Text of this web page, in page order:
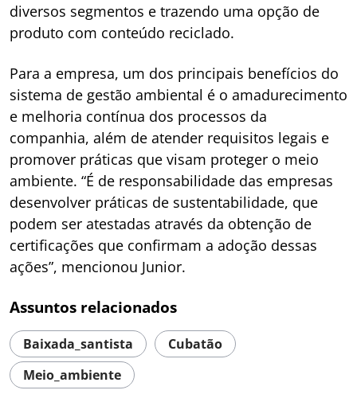
diversos segmentos e trazendo uma opção de
produto com conteúdo reciclado.
Para a empresa, um dos principais benefícios do
sistema de gestão ambiental é o amadurecimento
e melhoria contínua dos processos da
companhia, além de atender requisitos legais e
promover práticas que visam proteger o meio
ambiente. “É de responsabilidade das empresas
desenvolver práticas de sustentabilidade, que
podem ser atestadas através da obtenção de
certificações que confirmam a adoção dessas
ações”, mencionou Junior.
Assuntos relacionados
Baixada_santista
Cubatão
Meio_ambiente